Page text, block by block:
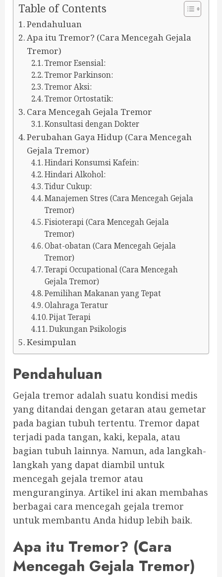
Table of Contents
Pendahuluan
Apa itu Tremor? (Cara Mencegah Gejala
Tremor)
Tremor Esensial:
Tremor Parkinson:
Tremor Aksi:
Tremor Ortostatik:
Cara Mencegah Gejala Tremor
Konsultasi dengan Dokter
Perubahan Gaya Hidup (Cara Mencegah
Gejala Tremor)
Hindari Konsumsi Kafein:
Hindari Alkohol:
Tidur Cukup:
Manajemen Stres (Cara Mencegah Gejala
Tremor)
Fisioterapi (Cara Mencegah Gejala
Tremor)
Obat-obatan (Cara Mencegah Gejala
Tremor)
Terapi Occupational (Cara Mencegah
Gejala Tremor)
Pemilihan Makanan yang Tepat
Olahraga Teratur
Pijat Terapi
Dukungan Psikologis
Kesimpulan
Pendahuluan
Gejala tremor adalah suatu kondisi medis
yang ditandai dengan getaran atau gemetar
pada bagian tubuh tertentu. Tremor dapat
terjadi pada tangan, kaki, kepala, atau
bagian tubuh lainnya. Namun, ada langkah-
langkah yang dapat diambil untuk
mencegah gejala tremor atau
menguranginya. Artikel ini akan membahas
berbagai cara mencegah gejala tremor
untuk membantu Anda hidup lebih baik.
Apa itu Tremor? (Cara
Mencegah Gejala Tremor)